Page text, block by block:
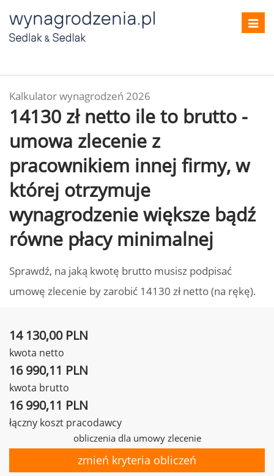
Kalkulator wynagrodzeń 2026
14130 zł netto ile to brutto -
umowa zlecenie z
pracownikiem innej firmy, w
której otrzymuje
wynagrodzenie większe bądź
równe płacy minimalnej
Sprawdź, na jaką kwotę brutto musisz podpisać
umowę zlecenie by zarobić 14130 zł netto (na rękę).
14 130,00 PLN
kwota netto
16 990,11 PLN
kwota brutto
16 990,11 PLN
łączny koszt pracodawcy
obliczenia dla umowy zlecenie
zmień kryteria obliczeń